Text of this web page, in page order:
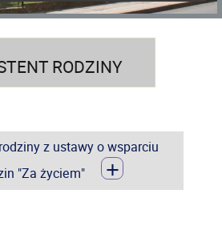
RODZINY
z ustawy o wsparciu
"Za życiem"
+